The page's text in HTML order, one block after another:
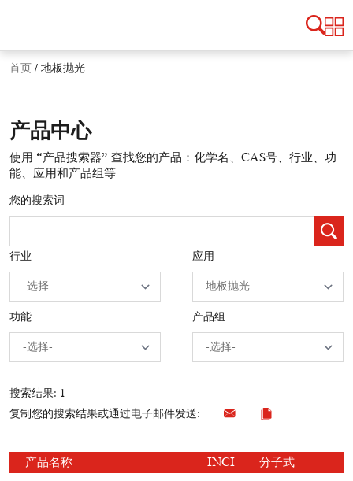
首页 / 地板抛光
产品中心
使用 “产品搜索器” 查找您的产品：化学名、CAS号、行业、功
能、应用和产品组等
您的搜索词
行业 应用
功能 产品组
搜索结果: 1
复制您的搜索结果或通过电子邮件发送:
产品名称 INCI 分子式